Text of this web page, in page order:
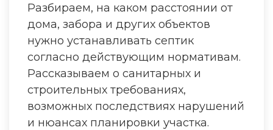
Разбираем, на каком расстоянии от
дома, забора и других объектов
нужно устанавливать септик
согласно действующим нормативам.
Рассказываем о санитарных и
строительных требованиях,
возможных последствиях нарушений
и нюансах планировки участка.